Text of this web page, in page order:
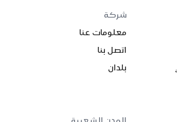
شركة
معلومات عنا
اتصل بنا
بلدان